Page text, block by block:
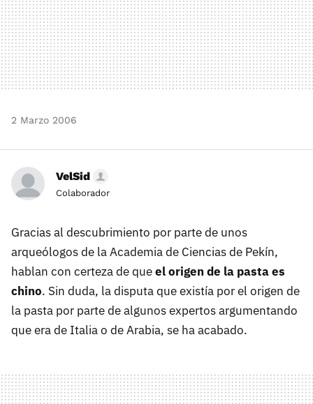
2 Marzo 2006
VelSid
Colaborador
Gracias al descubrimiento por parte de unos
arqueólogos de la Academia de Ciencias de Pekín,
hablan con certeza de queel origen de la pasta es
chino. Sin duda, la disputa que existía por el origen de
la pasta por parte de algunos expertos argumentando
que era de Italia o de Arabia, se ha acabado.